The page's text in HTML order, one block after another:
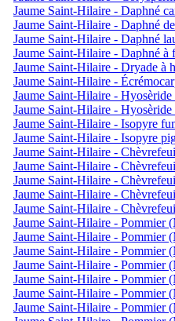
Jaume Saint-Hilaire - Daphné
Jaume Saint-Hilaire - Daphné
Jaume Saint-Hilaire - Daphné
Jaume Saint-Hilaire - Daphné
Jaume Saint-Hilaire - Dryade à
Jaume Saint-Hilaire -
Jaume Saint-Hilaire -
Jaume Saint-Hilaire -
Jaume Saint-Hilaire - Isopyre
Jaume Saint-Hilaire - Isopyre
Jaume Saint-Hilaire -
Jaume Saint-Hilaire -
Jaume Saint-Hilaire -
Jaume Saint-Hilaire -
Jaume Saint-Hilaire -
Jaume Saint-Hilaire - Pommier
Jaume Saint-Hilaire - Pommier
Jaume Saint-Hilaire - Pommier
Jaume Saint-Hilaire - Pommier
Jaume Saint-Hilaire - Pommier
Jaume Saint-Hilaire - Pommier
Jaume Saint-Hilaire - Pommier